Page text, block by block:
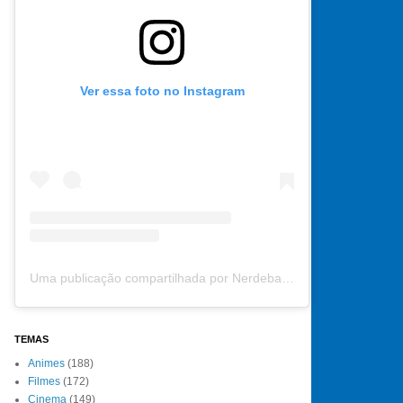
Ver essa foto no Instagram
TEMAS
Animes (188)
Filmes (172)
Cinema (149)